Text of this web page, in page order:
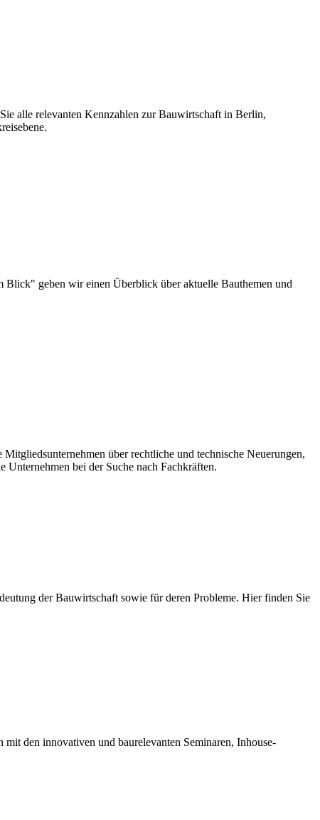
alle relevanten Kennzahlen zur Bauwirtschaft in Berlin,
geben wir einen Überblick über aktuelle Bauthemen und
über rechtliche und technische Neuerungen,
bei der Suche nach Fachkräften.
der Bauwirtschaft sowie für deren Probleme. Hier finden Sie
den innovativen und baurelevanten Seminaren, Inhouse-